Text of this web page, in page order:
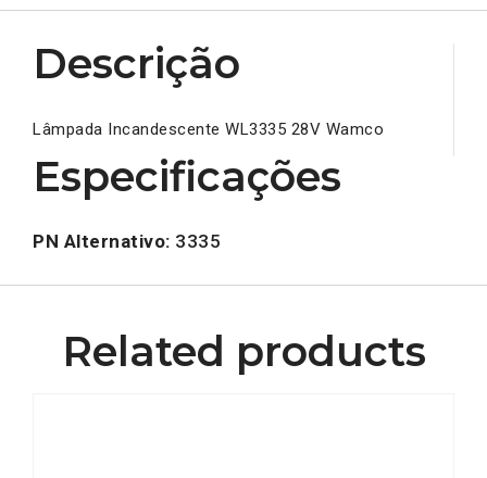
Descrição
Lâmpada Incandescente WL3335 28V Wamco
Especificações
PN Alternativo: 3335
Related products